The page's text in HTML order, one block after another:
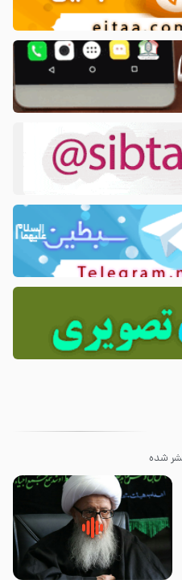
شده
زوّار اربعین امام حسین (علیه
السلام) با این اشتیاق به زیارت